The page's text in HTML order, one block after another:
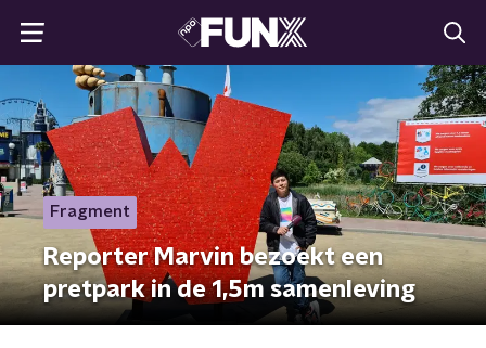
Fragment
Reporter Marvin bezoekt een
pretpark in de 1,5m samenleving